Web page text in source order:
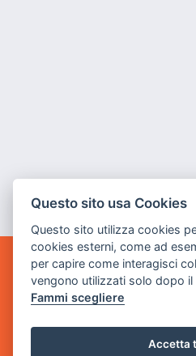
GAME WARP
BY POWER GAME SRL
Sede Legale
via Villaggio dei Platani, 3
Questo sito usa Cookies
Questo sito utilizza cookies
cookies esterni, come ad
per capire come interagisci
vengono utilizzati solo dopo
Fammi scegliere
Accetta